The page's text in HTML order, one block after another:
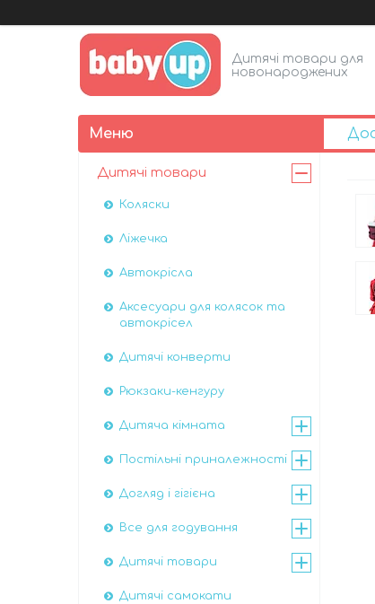
Дитячі товари для
новонароджених
Дитячі товари
Коляски
Ліжечка
Автокрісла
Аксесуари для колясок та
автокрісел
Дитячі конверти
Рюкзаки-кенгуру
Дитяча кімната
Постільні приналежності
Догляд і гігієна
Все для годування
Дитячі товари
Дитячі самокати